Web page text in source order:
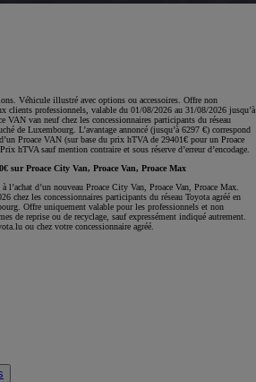
Véhicule illustré avec options ou accessoires. Offre non
clients professionnels, valable du 01/08/2026 au 31/08/2026 jusqu’à
VAN van neuf chez les concessionnaires participants du réseau
de Luxembourg. L’avantage annoncé (jusqu’à 6297 €) correspond
Proace VAN (sur base du prix hTVA de 29401€ pour un Proace
hTVA sauf mention contraire et sous réserve d’erreur d’encodage.
sur Proace City Van, Proace Van, Proace Max
l’achat d’un nouveau Proace City Van, Proace Van, Proace Max.
chez les concessionnaires participants du réseau Toyota agréé en
Offre uniquement valable pour les professionnels et non
de reprise ou de recyclage, sauf expressément indiqué autrement.
ou chez votre concessionnaire agréé.